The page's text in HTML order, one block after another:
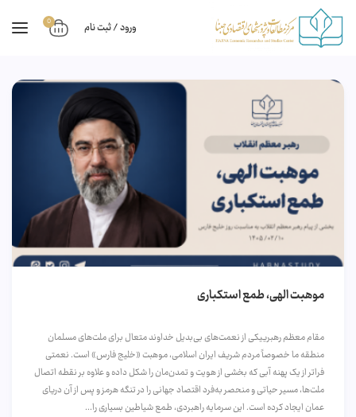
ورود / ثبت نام 0
موهبت الهی، طمع استکباری
مقام معظم رهبرییکی از نعمت‌های بی‌بدیل خداوند متعال برای ملت‌های مسلمان
منطقه‌ ما خصوصاً مردم شریف ایران اسلامی، موهبت «خلیج فارس» است. نعمتی
فراتر از یک پهنه‌ آبی که بخشی از هویت و تمدن‌مان را شکل داده و علاوه بر نقطه اتصال
ملت‌ها، مسیر حیاتی و منحصر به‌فرد اقتصاد جهانی را در تنگه هرمز و پس از آن دریای
عمان ایجاد کرده است. این سرمایه‌ راهبردی، طمع شیاطین بسیاری را...